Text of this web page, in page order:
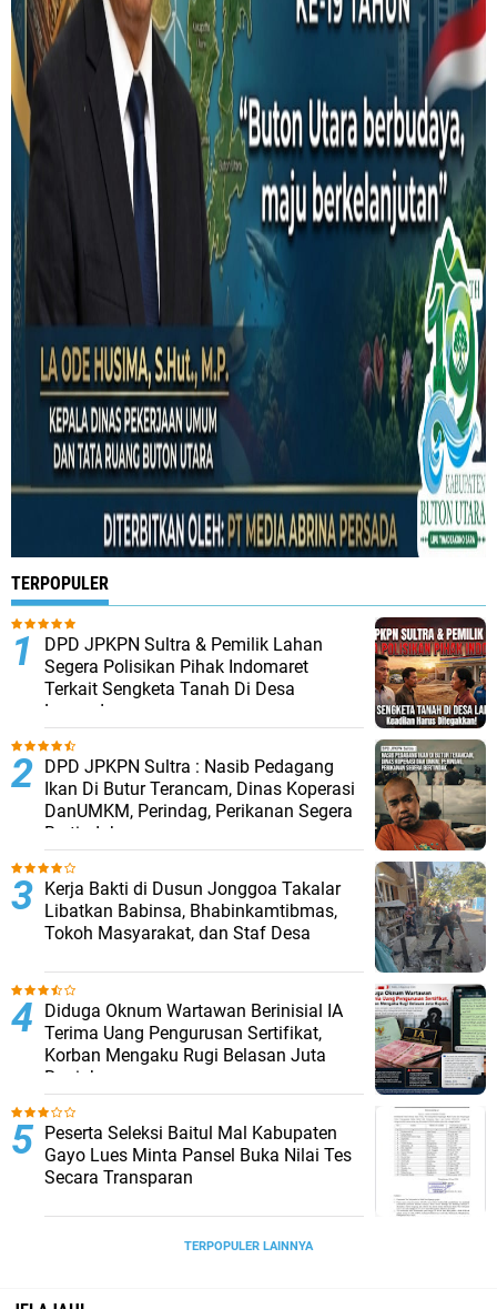
TERPOPULER
DPD JPKPN Sultra & Pemilik Lahan
Segera Polisikan Pihak Indomaret
Terkait Sengketa Tanah Di Desa
Lapandewa
DPD JPKPN Sultra : Nasib Pedagang
Ikan Di Butur Terancam, Dinas Koperasi
DanUMKM, Perindag, Perikanan Segera
Bertindak
Kerja Bakti di Dusun Jonggoa Takalar
Libatkan Babinsa, Bhabinkamtibmas,
Tokoh Masyarakat, dan Staf Desa
Diduga Oknum Wartawan Berinisial IA
Terima Uang Pengurusan Sertifikat,
Korban Mengaku Rugi Belasan Juta
Rupiah
Peserta Seleksi Baitul Mal Kabupaten
Gayo Lues Minta Pansel Buka Nilai Tes
Secara Transparan
TERPOPULER LAINNYA